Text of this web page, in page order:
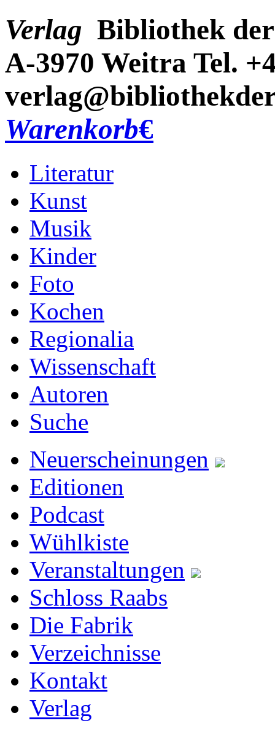
Verlag Bibliothek
A-3970 Weitra Tel.
Warenkorb€
Literatur
Kunst
Musik
Kinder
Foto
Kochen
Regionalia
Wissenschaft
Autoren
Suche
Neuerscheinungen
Editionen
Podcast
Wühlkiste
Veranstaltungen
Schloss Raabs
Die Fabrik
Verzeichnisse
Kontakt
Verlag